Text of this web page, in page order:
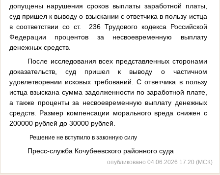
допущены нарушения сроков выплаты заработной платы,
суд пришел к выводу о взыскании с ответчика в пользу истца
в соответствии со ст. 236 Трудового кодекса Российской
Федерации процентов за несвоевременную выплату
денежных средств.
После исследования всех представленных сторонами
доказательств, суд пришел к выводу о частичном
удовлетворении исковых требований. С ответчика в пользу
истца взыскана сумма задолженности по заработной плате,
а также проценты за несвоевременную выплату денежных
средств. Размер компенсации морального вреда снижен с
200000 рублей до 30000 рублей.
Решение не вступило в законную силу
Пресс-служба Кочубеевского районного суда
опубликовано 04.06.2026 17:20 (МСК)